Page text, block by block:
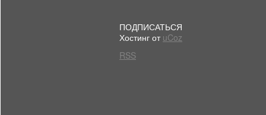
ПОДПИСАТЬСЯ
Хостинг от uCoz
RSS